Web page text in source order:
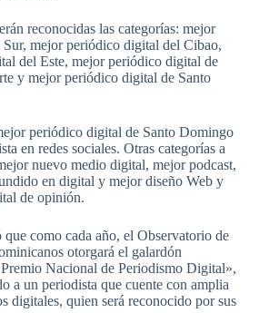
reconocidas las categorías: mejor
mejor periódico digital del Cibao,
del Este, mejor periódico digital de
y mejor periódico digital de Santo
periódico digital de Santo Domingo
en redes sociales. Otras categorías a
nuevo medio digital, mejor podcast,
en digital y mejor diseño Web y
de opinión.
como cada año, el Observatorio de
otorgará el galardón
Nacional de Periodismo Digital»,
a un periodista que cuente con amplia
digitales, quien será reconocido por sus